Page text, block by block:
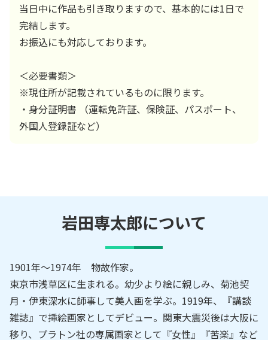
当日中に作品も引き取りますので、基本的には1日で
完結します。
お振込にも対応しております。
＜必要書類＞
※現住所が記載されているものに限ります。
・身分証明書 （運転免許証、保険証、パスポート、
外国人登録証など）
岩田専太郎について
1901年～1974年 物故作家。
東京市浅草区に生まれる。幼少より絵に親しみ、菊池契
月・伊東深水に師事して美人画を学ぶ。1919年、『講談
雑誌』で挿絵画家としてデビュー。関東大震災後は大阪に
移り、プラトン社の専属画家として『女性』『苦楽』など